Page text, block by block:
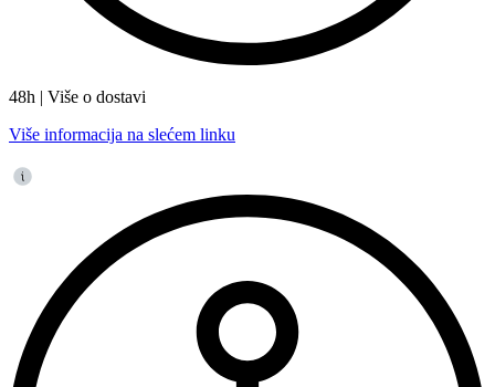
48h | Više o dostavi
Više informacija na slećem linku